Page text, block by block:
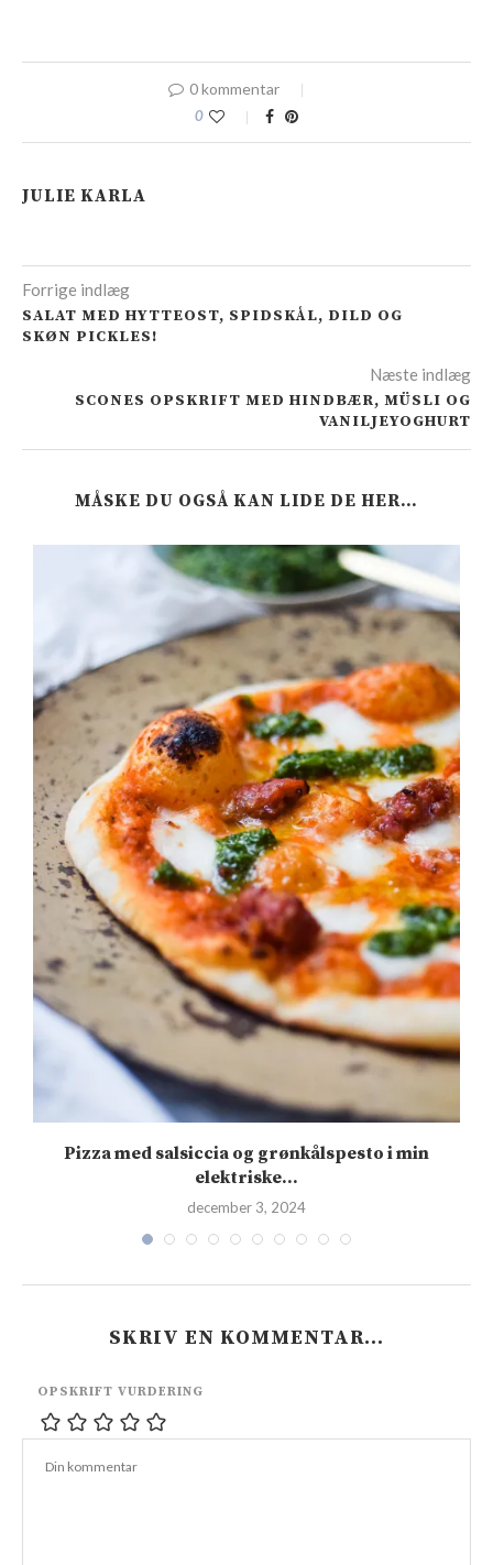
0 kommentar
0
JULIE KARLA
Forrige indlæg
SALAT MED HYTTEOST, SPIDSKÅL, DILD OG
SKØN PICKLES!
Næste indlæg
SCONES OPSKRIFT MED HINDBÆR, MÜSLI OG
VANILJEYOGHURT
MÅSKE DU OGSÅ KAN LIDE DE HER…
Pizza med salsiccia og grønkålspesto i min
elektriske...
december 3, 2024
SKRIV EN KOMMENTAR…
OPSKRIFT VURDERING